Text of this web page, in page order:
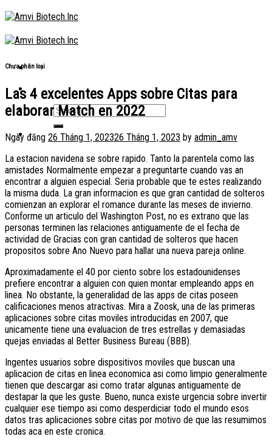
Skip
to
content
Chưa phân loại
Las 4 excelentes Apps sobre Citas para
elaborar Match en 2022
Ngày đăng 26 Tháng 1, 202326 Tháng 1, 2023 by admin_amv
La estacion navidena se sobre rapido. Tanto la parentela como las
amistades Normalmente empezar a preguntarte cuando vas an
encontrar a alguien especial. Seri­a probable que te estes realizando
la misma duda. La gran informacion es que gran cantidad de solteros
comienzan an explorar el romance durante las meses de invierno.
Conforme un articulo del Washington Post, no es extrano que las
personas terminen las relaciones antiguamente de el fecha de
actividad de Gracias con gran cantidad de solteros que hacen
propositos sobre Ano Nuevo para hallar una nueva pareja online.
Aproximadamente el 40 por ciento sobre los estadounidenses
prefiere encontrar a alguien con quien montar empleando apps en
linea. No obstante, la generalidad de las apps de citas poseen
calificaciones menos atractivas. Mira a Zoosk, una de las primeras
aplicaciones sobre citas moviles introducidas en 2007, que
unicamente tiene una evaluacion de tres estrellas y demasiadas
quejas enviadas al Better Business Bureau (BBB).
Ingentes usuarios sobre dispositivos moviles que buscan una
aplicacion de citas en linea economica asi­ como limpio generalmente
tienen que descargar asi­ como tratar algunas antiguamente de
destapar la que les guste. Bueno, nunca existe urgencia sobre invertir
cualquier ese tiempo asi­ como desperdiciar todo el mundo esos
datos tras aplicaciones sobre citas por motivo de que las resumimos
todas aca en este cronica.